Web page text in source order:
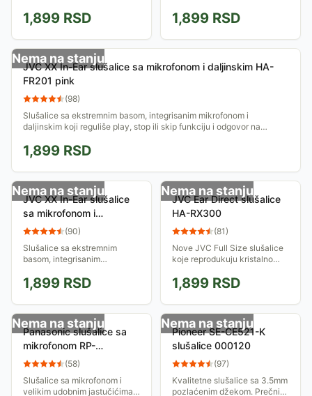
35mm i veoma su udobne za
nošenje. Pozicija mikrofona je
podesiva.
1,899 RSD
reguliše play, stop ili skip
funkciju i odgovor na
telefonski poziv. Idealne...
1,899 RSD
Nema na stanju
JVC XX In-Ear slušalice sa mikrofonom i daljinskim HA-
FR201 pink
(98)
Slušalice sa ekstremnim basom, integrisanim mikrofonom i
daljinskim koji reguliše play, stop ili skip funkciju i odgovor na
1,899 RSD
Nema na stanju
JVC XX In-Ear slušalice
sa mikrofonom i
daljinskim HA-FR201
(90)
Slušalice sa ekstremnim
basom, integrisanim
reguliše play, stop ili skip
funkciju i odgovor na
telefonski poziv. Idealne...
1,899 RSD
Nema na stanju
JVC Ear Direct slušalice
HA-RX300
(81)
Nove JVC Full Size slušalice
koje reprodukuju kristalno
okretljivim jastučićima nalaze
se zvučnici od 40mm.
Izuzetna...
1,899 RSD
Nema na stanju
Panasonic slušalice sa
mikrofonom RP-
HF100ME-K crne
(58)
Slušalice sa mikrofonom i
velikim udobnim jastučićima.
Nema na stanju
Pioneer SE-CE521-K
slušalice 000120
(97)
Kvalitetne slušalice sa 3.5mm
pozlaćenim džekom. Prečnik